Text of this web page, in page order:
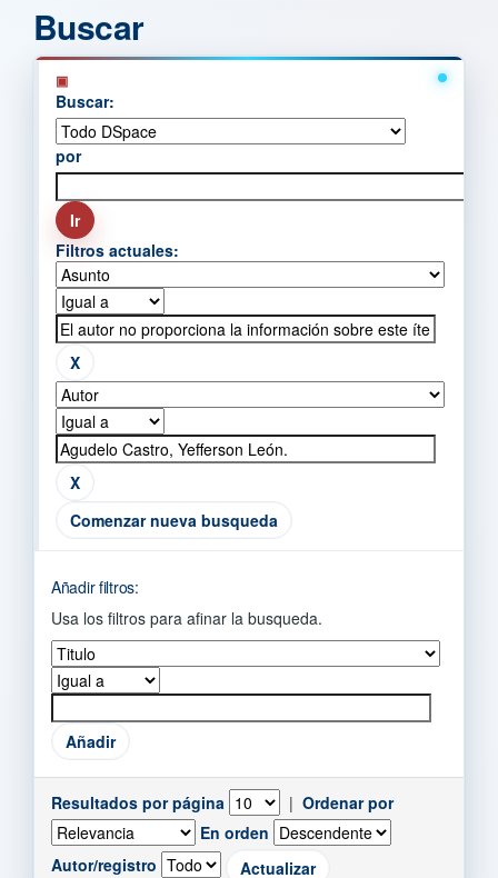
Buscar
Buscar:
por
Filtros actuales:
Comenzar nueva busqueda
Añadir filtros:
Usa los filtros para afinar la busqueda.
Resultados por página | Ordenar por
En orden
Autor/registro